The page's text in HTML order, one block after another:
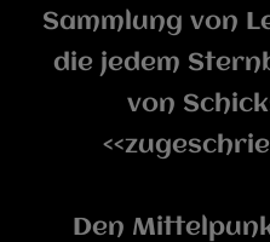
Sammlung von
die jedem
von
Den